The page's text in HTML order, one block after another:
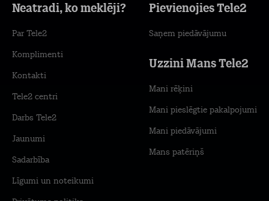
Neatradi, ko meklēji?
Par Tele2
Komplimenti
Kontakti
Tele2 centri
Darbs Tele2
Jaunumi
Sadarbība
Līgumi un noteikumi
Pievienojies Tele2
Saņem piedāvājumu
Uzzini Mans Tele2
Mani rēķini
Mani pieslēgtie pakalpojumi
Mani piedāvājumi
Mans patēriņš